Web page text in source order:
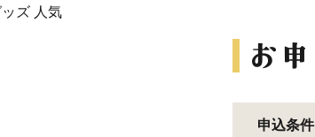
ズ 人気
申込条件